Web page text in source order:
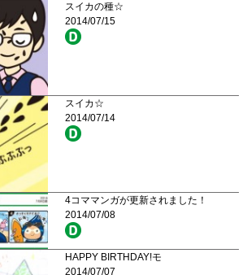
スイカの種☆
2014/07/15
スイカ☆
2014/07/14
4コママンガが更新されました！
2014/07/08
HAPPY BIRTHDAY!モ
2014/07/07